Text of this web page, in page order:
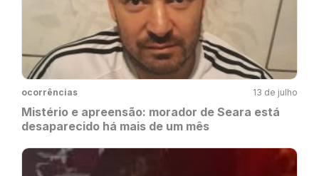
ocorrências 13 de julho
Mistério e apreensão: morador de Seara está
desaparecido há mais de um mês